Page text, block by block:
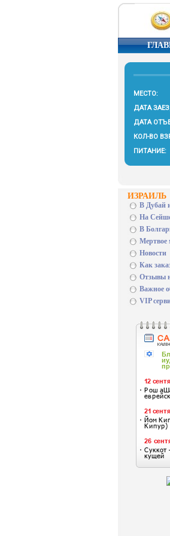
МЕСТО:
ДАТА
ДАТА
КОЛ-ВО
ПИТАНИЕ:
ИЗРАИЛЬ
В Дубай
На
В
Мертвое
Новости
Как
Отзывы
Важное
VIP